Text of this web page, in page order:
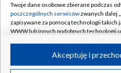
Rada Programowa
System NOS
Informacje o nadawcy
Program dla prasy
©2026 Telewizja
Twoje dane osobowe zbierane podczas
poszczególnych serwisówzwanych dalej
zapisywane za pomocą technologii takich
WWW lub innych podobnych technologii
ruchu w Internecie.Akceptuję i